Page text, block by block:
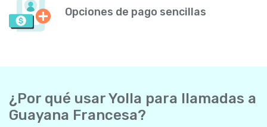
Opciones de pago sencillas
¿Por qué usar Yolla para llamadas a
Guayana Francesa?